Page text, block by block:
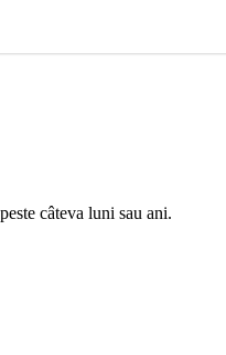
câteva luni sau ani.